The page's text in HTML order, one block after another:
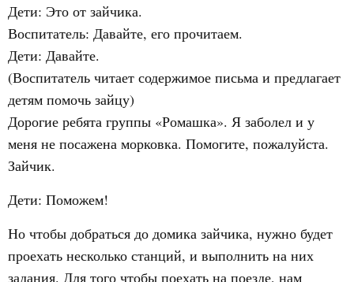
Дети: Это от зайчика.
Воспитатель: Давайте, его прочитаем.
Дети: Давайте.
(Воспитатель читает содержимое письма и предлагает
детям помочь зайцу)
Дорогие ребята группы «Ромашка». Я заболел и у
меня не посажена морковка. Помогите, пожалуйста.
Зайчик.
Дети: Поможем!
Но чтобы добраться до домика зайчика, нужно будет
проехать несколько станций, и выполнить на них
задания. Для того чтобы поехать на поезде, нам